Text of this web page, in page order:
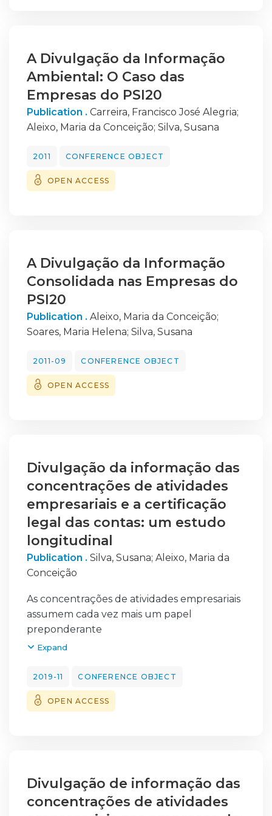
parte das soluções, nomeadamente no que
concerne ao combate à ciberespionagem.
A Divulgação da Informação
Ambiental: O Caso das
Empresas do PSI20
Publication . Carreira, Francisco José Alegria;
Aleixo, Maria da Conceição; Silva, Susana
2011 CONFERENCE OBJECT
OPEN ACCESS
A Divulgação da Informação
Consolidada nas Empresas do
PSI20
Publication . Aleixo, Maria da Conceição;
Soares, Maria Helena; Silva, Susana
2011-09 CONFERENCE OBJECT
OPEN ACCESS
Divulgação da informação das
concentrações de atividades
empresariais e a certificação
legal das contas: um estudo
longitudinal
Publication . Silva, Susana; Aleixo, Maria da
Conceição
As concentrações de atividades empresariais
assumem cada vez mais um papel
preponderante
na sociedade globalizada. Em Portugal, em
empresas cotadas em bolsa passaram a
adotar a International Financial Reporting
Standard 3
no que diz respeito à divulgação e
transparência
dessa informação. Este estudo tem como
Expand
2019-11 CONFERENCE OBJECT
OPEN ACCESS
Divulgação de informação das
concentrações de atividades